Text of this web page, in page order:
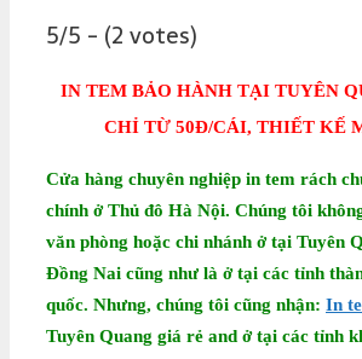
5/5 - (2 votes)
IN TEM BẢO HÀNH TẠI TUYÊN
CHỈ TỪ 50Đ/CÁI, THIẾT KẾ
Cửa hàng chuyên nghiệp in tem rách
chính ở Thủ đô Hà Nội. Chúng tôi
văn phòng hoặc chi nhánh ở tại Tuyên
Đồng Nai cũng như là ở tại các tỉnh
quốc. Nhưng, chúng tôi cũng nhận: In
Tuyên Quang giá rẻ and ở tại các tỉnh